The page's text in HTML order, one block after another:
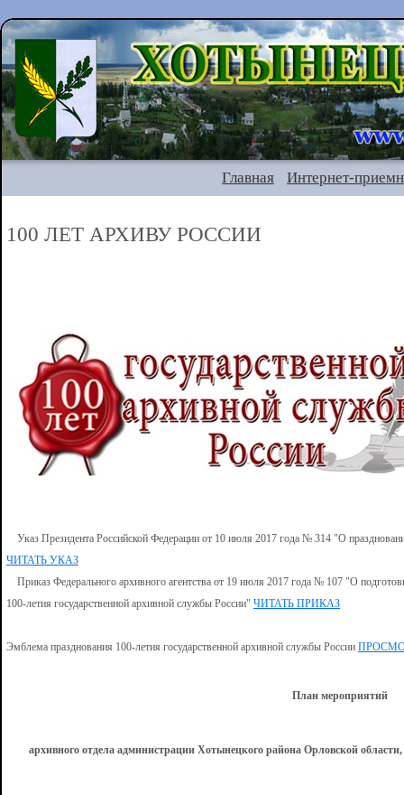
Главная Интернет-
100 ЛЕТ АРХИВУ РОССИИ
Указ Президента Российской Федерации от 10 июля 2017 года № 314 "О
ЧИТАТЬ УКАЗ
Приказ Федерального архивного агентства от 19 июля 2017 года № 107 "О
100-летия государственной архивной службы России" ЧИТАТЬ ПРИКАЗ
Эмблема празднования 100-летия государственной архивной службы России
План мероприятий
архивного отдела администрации Хотынецкого района Орловской